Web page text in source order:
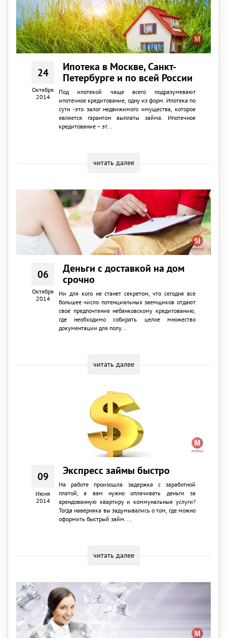
24
Октября
2014
Ипотека в Москве, Санкт-
Петербурге и по всей России
Под ипотекой чаще всего подразумевают
ипотечное кредитование, одну из форм. Ипотека по
сути -это залог недвижимого имущества, которое
является гарантом выплаты займа. Ипотечное
кредитование – эт...
читать далее
06
Октября
2014
Деньги с доставкой на дом
срочно
Ни для кого не станет секретом, что сегодня все
большее число потенциальных заемщиков отдают
свое предпочтение небанковскому кредитованию,
где необходимо собирать целое множество
документации для полу...
читать далее
09
Июня
2014
Экспресс займы быстро
На работе произошла задержка с заработной
платой, а вам нужно оплачивать деньги за
арендованную квартиру и коммунальные услуги?
Тогда наверняка вы задумывались о том, где можно
оформить быстрый займ. ...
читать далее